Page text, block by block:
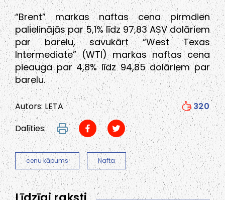
“Brent” markas naftas cena pirmdien
palielinājās par 5,1% līdz 97,83 ASV dolāriem
par barelu, savukārt “West Texas
Intermediate” (WTI) markas naftas cena
pieauga par 4,8% līdz 94,85 dolāriem par
barelu.
Autors: LETA
320
Dalīties:
cenu kāpums Nafta